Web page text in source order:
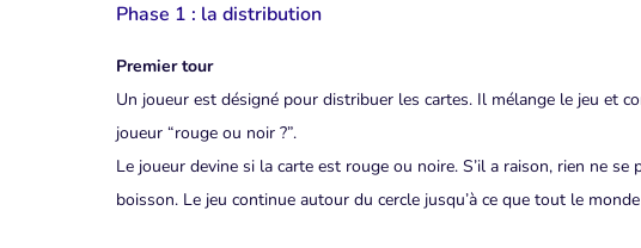
Phase 1 : la distribution
Premier tour
Un joueur est désigné pour distribuer les cartes. Il mélange le jeu et
joueur “rouge ou noir ?”.
Le joueur devine si la carte est rouge ou noire. S’il a raison, rien ne
boisson. Le jeu continue autour du cercle jusqu’à ce que tout le